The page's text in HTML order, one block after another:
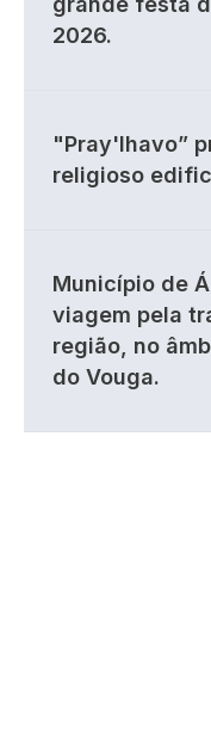
2026.
"Pray'lhavo”
religioso
Município de
viagem pela
região, no
do Vouga.